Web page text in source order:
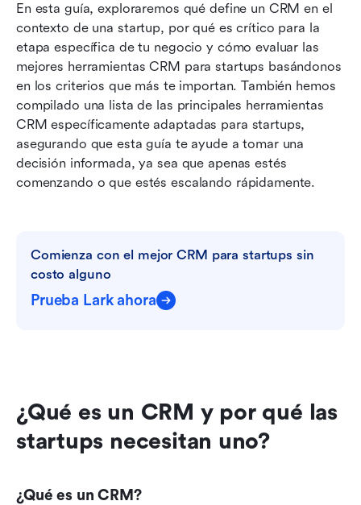
En esta guía, exploraremos qué define un CRM en el
contexto de una startup, por qué es crítico para la
etapa específica de tu negocio y cómo evaluar las
mejores herramientas CRM para startups basándonos
en los criterios que más te importan. También hemos
compilado una lista de las principales herramientas
CRM específicamente adaptadas para startups,
asegurando que esta guía te ayude a tomar una
decisión informada, ya sea que apenas estés
comenzando o que estés escalando rápidamente.
Comienza con el mejor CRM para startups sin
costo alguno
Prueba Lark ahora
¿Qué es un CRM y por qué las
startups necesitan uno?
¿Qué es un CRM?